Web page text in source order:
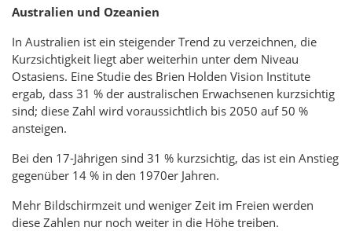
Australien und Ozeanien
In Australien ist ein steigender Trend zu verzeichnen, die
Kurzsichtigkeit liegt aber weiterhin unter dem Niveau
Ostasiens. Eine Studie des Brien Holden Vision Institute
ergab, dass 31 % der australischen Erwachsenen kurzsichtig
sind; diese Zahl wird voraussichtlich bis 2050 auf 50 %
ansteigen.
Bei den 17-Jährigen sind 31 % kurzsichtig, das ist ein Anstieg
gegenüber 14 % in den 1970er Jahren.
Mehr Bildschirmzeit und weniger Zeit im Freien werden
diese Zahlen nur noch weiter in die Höhe treiben.